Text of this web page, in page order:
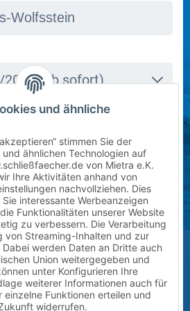
derzeit leider keine Schließfächer
Sie uns per E-Mail
2027 (ab sofort)
Klassenstufe im
wählen
des Schließfachs)
und ähnliche
stimmen Sie der
ähnlichen Technologien auf
von Mietra e.K.
Ihre Aktivitäten anhand von
nachvollziehen. Dies
interessante Werbeanzeigen
Funktionalitäten unserer Website
zu verbessern. Die Verarbeitung
von Streaming-Inhalten und zur
werden Daten an Dritte auch
Union weitergegeben und
unter Konfigurieren Ihre
weiterer Informationen auch für
Funktionen erteilen und
widerrufen.